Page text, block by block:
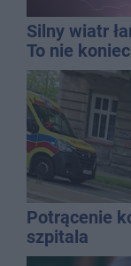
Silny wiatr
To nie
Potrącenie
szpitala